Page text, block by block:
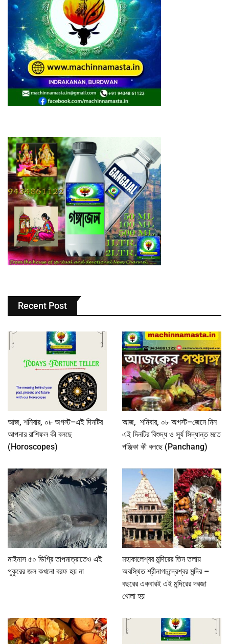
Recent Post
আজ, শনিবার, ০৮ অগস্ট–এই দিনটির
আপনার রাশিফল কী বলছে
(Horoscopes)
আজ, শনিবার, ০৮ অগস্ট–জেনে নিন
এই দিনটির বিশুদ্ধ ও সূর্য সিদ্ধান্ত মতে
পঞ্জিকা কী বলছে (Panchang)
মাইনাস ৫০ ডিগ্রি তাপমাত্রাতেও এই
পুকুরের জল কখনো বরফ হয় না
মহাকালেশ্বর মন্দিরের তিন তলায়
অবস্থিত শ্রীনাগচন্দ্রেশ্বর মন্দির –
বছরের একবারই এই মন্দিরের দরজা
খোলা হয়